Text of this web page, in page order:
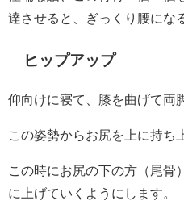
達させると、ぎっくり腰にな
ヒップアップ
仰向けに寝て、膝を曲げて両
この姿勢からお尻を上に持ち
この時にお尻の下の方（尾
に上げていくようにします。